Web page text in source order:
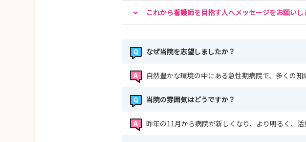
これから看護師を目指す人へメッセージをお願いし
なぜ当院を志望しましたか？
自然豊かな環境の中にある急性期病院で、多くの知
当院の雰囲気はどうですか？
昨年の11月から病院が新しくなり、より明るく、活